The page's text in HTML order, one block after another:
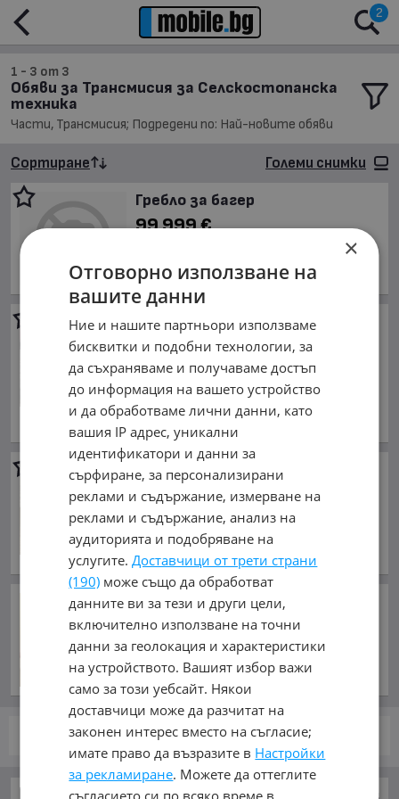
2
1 - 3 от 3
Обяви за Трансмисия за Селскостопанска
техника
Части, Трансмисия; Подредени по: Най-новите обяви
Сортиране Големи снимки
Гребло за багер
99 999 €
обл. Враца, гр. Мизия
КОРПУСИ за скоростни
кутии за Т150 и Беларус и
Болгар
220 €
430.28 лв.
ПТО съединител нов
92.03 €
180 лв.
Цената е без ДДС
обл. Разград, гр. Кубрат
Фидан призова за изолация
на Израел, Иран с
преди час и 53 минути
стр. от 1
×
Отговорно използване на
вашите данни
Ние и нашите партньори използваме
бисквитки и подобни технологии, за
да съхраняваме и получаваме достъп
до информация на вашето устройство
и да обработваме лични данни, като
вашия IP адрес, уникални
идентификатори и данни за
сърфиране, за персонализирани
реклами и съдържание, измерване на
реклами и съдържание, анализ на
аудиторията и подобряване на
услугите.Доставчици от трети страни
(190) може също да обработват
данните ви за тези и други цели,
включително използване на точни
данни за геолокация и характеристики
на устройството. Вашият избор важи
само за този уебсайт. Някои
доставчици може да разчитат на
законен интерес вместо на съгласие;
имате право да възразите в Настройки
за рекламиране. Можете да оттеглите
съгласието си по всяко време в